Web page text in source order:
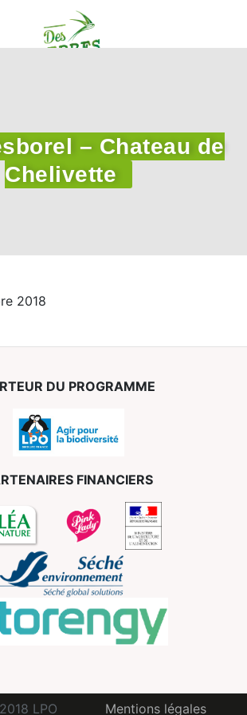
– Chateau de
Chelivette
2018
DU PROGRAMME
FINANCIERS
LPO Mentions légales